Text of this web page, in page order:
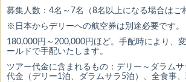
募集人数：4名～7名（8名以上になる場合はご
※日本からデリーへの航空券は別途必要です。
180,000円～200,000円ほど。手配時により、
ールドで手配いたします。
ツアー代金に含まれるもの：デリー～ダラム
代金（デリー1泊、ダラムサラ5泊）、全食事